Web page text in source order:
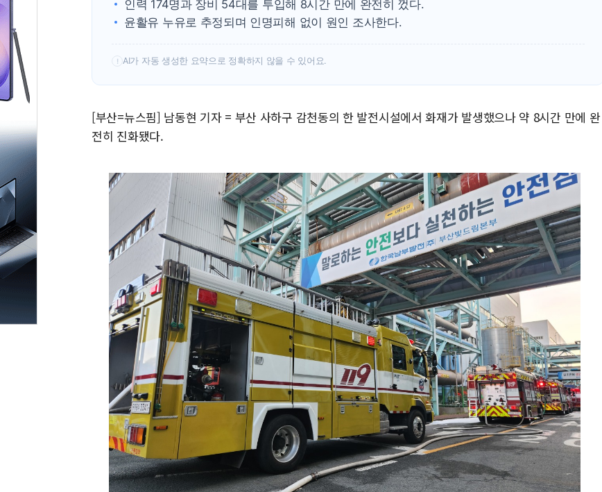
인력 174명과 장비 54대를 투입해 8시간 만에 완전히 껐다.
윤활유 누유로 추정되며 인명피해 없이 원인 조사한다.
! AI가 자동 생성한 요약으로 정확하지 않을 수 있어요.
[부산=뉴스핌] 남동현 기자 = 부산 사하구 감천동의 한 발전시설에서 화재가 발생했으나 약 8시간 만에 완
전히 진화됐다.